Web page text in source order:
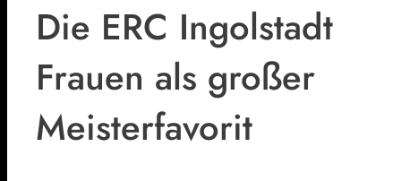
Die ERC Ingolstadt
Frauen als großer
Meisterfavorit